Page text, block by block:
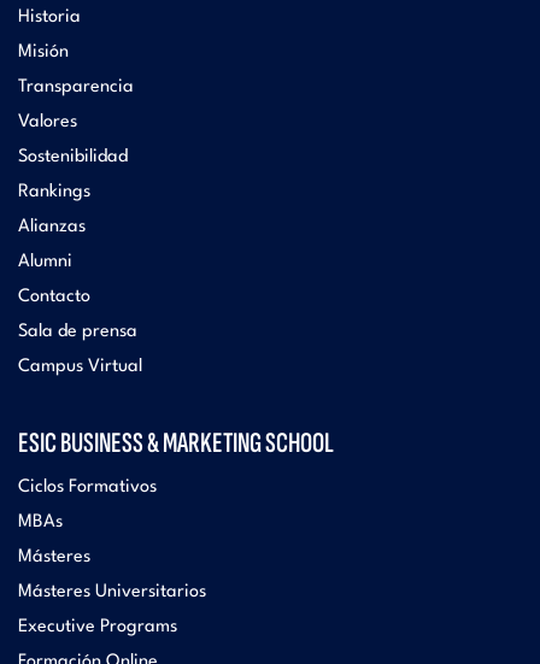
Historia
Misión
Transparencia
Valores
Sostenibilidad
Rankings
Alianzas
Alumni
Contacto
Sala de prensa
Campus Virtual
ESIC BUSINESS & MARKETING SCHOOL
Ciclos Formativos
MBAs
Másteres
Másteres Universitarios
Executive Programs